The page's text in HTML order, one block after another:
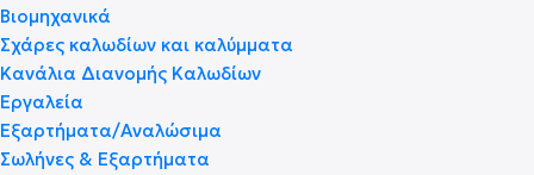
Βιομηχανικά
Σχάρες καλωδίων και καλύμματα
Κανάλια Διανομής Καλωδίων
Εργαλεία
Εξαρτήματα/Αναλώσιμα
Σωλήνες & Εξαρτήματα